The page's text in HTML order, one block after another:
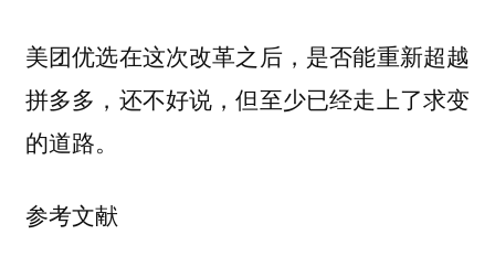
美团优选在这次改革之后，是否能重新超越
拼多多，还不好说，但至少已经走上了求变
的道路。
参考文献